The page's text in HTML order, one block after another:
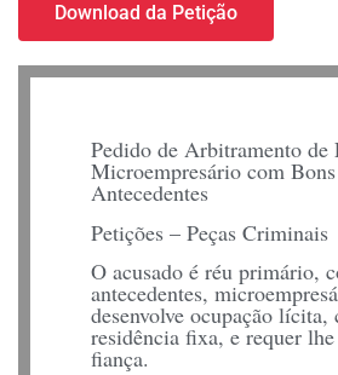
Download da Petição
Pedido de Arbitramento de
Microempresário com Bons
Antecedentes
Petições – Peças Criminais
O acusado é réu primário,
antecedentes,
desenvolve ocupação lícita,
residência fixa, e requer
fiança.